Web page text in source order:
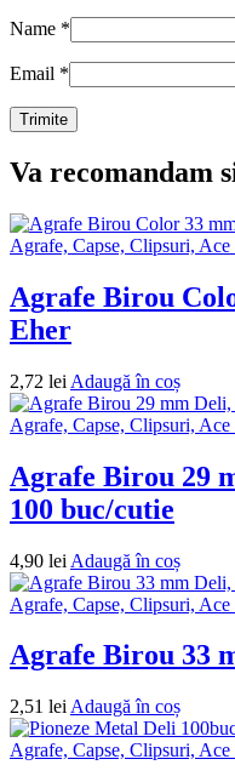
Name *
Email *
Va recomandam
Agrafe, Capse, Clipsuri,
Agrafe Birou
Eher
2,72 lei Adaugă în coș
Agrafe, Capse, Clipsuri,
Agrafe Birou 29
100 buc/cutie
4,90 lei Adaugă în coș
Agrafe, Capse, Clipsuri,
Agrafe Birou 33
2,51 lei Adaugă în coș
Agrafe, Capse, Clipsuri,